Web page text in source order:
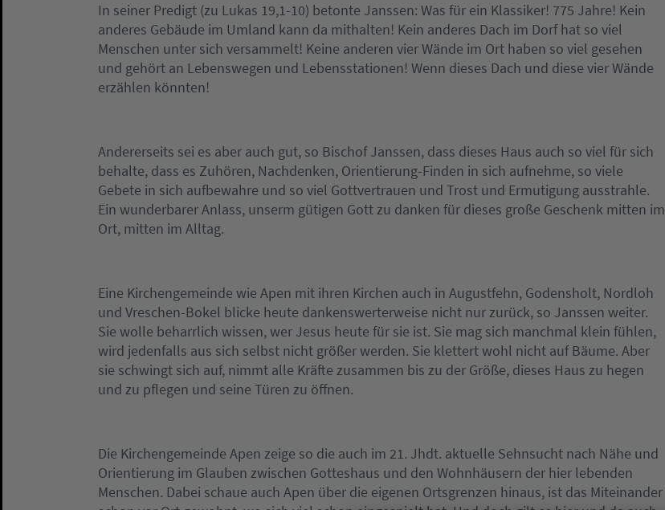
In seiner Predigt (zu Lukas 19,1-10) betonte Janssen: Was für ein Klassiker! 775 Jahre! Kein
anderes Gebäude im Umland kann da mithalten! Kein anderes Dach im Dorf hat so viel
Menschen unter sich versammelt! Keine anderen vier Wände im Ort haben so viel gesehen
und gehört an Lebenswegen und Lebensstationen! Wenn dieses Dach und diese vier Wände
erzählen könnten!
Andererseits sei es aber auch gut, so Bischof Janssen, dass dieses Haus auch so viel für sich
behalte, dass es Zuhören, Nachdenken, Orientierung-Finden in sich aufnehme, so viele
Gebete in sich aufbewahre und so viel Gottvertrauen und Trost und Ermutigung ausstrahle.
Ein wunderbarer Anlass, unserm gütigen Gott zu danken für dieses große Geschenk mitten im
Ort, mitten im Alltag.
Eine Kirchengemeinde wie Apen mit ihren Kirchen auch in Augustfehn, Godensholt, Nordloh
und Vreschen-Bokel blicke heute dankenswerterweise nicht nur zurück, so Janssen weiter.
Sie wolle beharrlich wissen, wer Jesus heute für sie ist. Sie mag sich manchmal klein fühlen,
wird jedenfalls aus sich selbst nicht größer werden. Sie klettert wohl nicht auf Bäume. Aber
sie schwingt sich auf, nimmt alle Kräfte zusammen bis zu der Größe, dieses Haus zu hegen
und zu pflegen und seine Türen zu öffnen.
Die Kirchengemeinde Apen zeige so die auch im 21. Jhdt. aktuelle Sehnsucht nach Nähe und
Orientierung im Glauben zwischen Gotteshaus und den Wohnhäusern der hier lebenden
Menschen. Dabei schaue auch Apen über die eigenen Ortsgrenzen hinaus, ist das Miteinander